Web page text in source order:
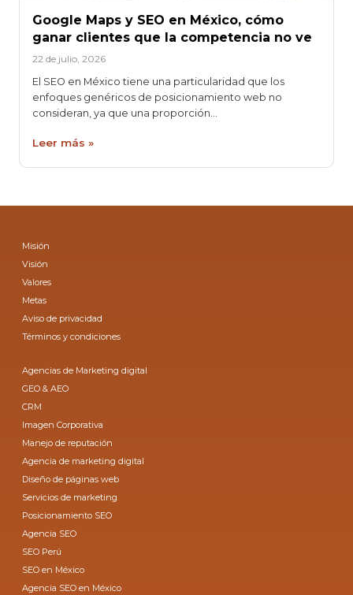
Google Maps y SEO en México, cómo
ganar clientes que la competencia no ve
22 de julio, 2026
El SEO en México tiene una particularidad que los
enfoques genéricos de posicionamiento web no
consideran, ya que una proporción…
Leer más »
Misión
Visión
Valores
Metas
Aviso de privacidad
Términos y condiciones
Agencias de Marketing digital
GEO & AEO
CRM
Imagen Corporativa
Manejo de reputación
Agencia de marketing digital
Diseño de páginas web
Servicios de marketing
Posicionamiento SEO
Agencia SEO
SEO Perú
SEO en México
Agencia SEO en México